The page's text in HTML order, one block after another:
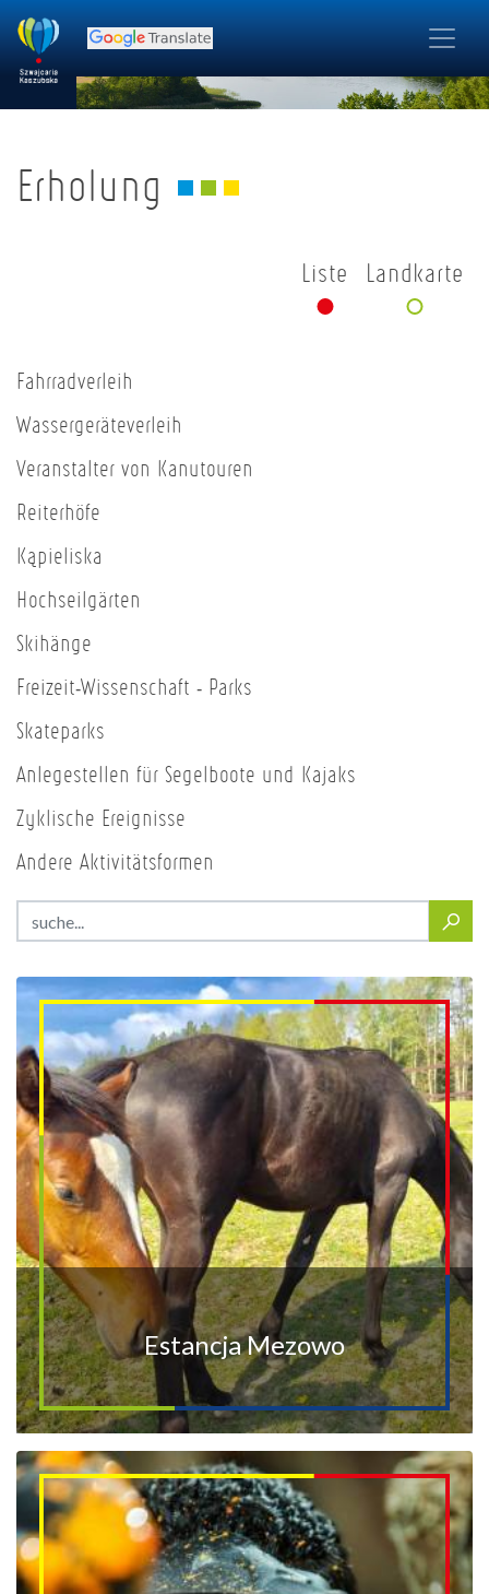
Erholung
Liste Landkarte
Fahrradverleih
Wassergeräteverleih
Veranstalter von Kanutouren
Reiterhöfe
Kąpieliska
Hochseilgärten
Skihänge
Freizeit-Wissenschaft - Parks
Skateparks
Anlegestellen für Segelboote und Kajaks
Zyklische Ereignisse
Andere Aktivitätsformen
Estancja Mezowo